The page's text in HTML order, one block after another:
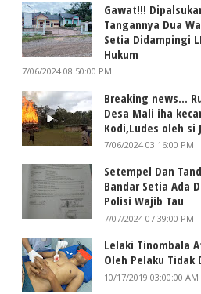
Gawat!!!
Tangannya Dua
Setia Didampingi
Hukum
7/06/2024 08:50:00 PM
Breaking news...
Desa Mali iha
Kodi,Ludes oleh si
7/06/2024 03:16:00 PM
Setempel Dan
Bandar Setia Ada
Polisi Wajib Tau
7/07/2024 07:39:00 PM
Lelaki Tinombala
Oleh Pelaku Tidak
10/17/2019 03:00:00 AM